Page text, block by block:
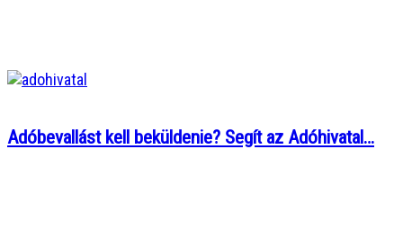
Adóbevallást kell beküldenie? Segít az Adóhivatal…